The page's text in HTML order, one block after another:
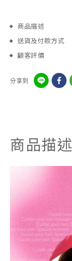
商品描述
送貨及付款方式
顧客評價
分享到
商品描述